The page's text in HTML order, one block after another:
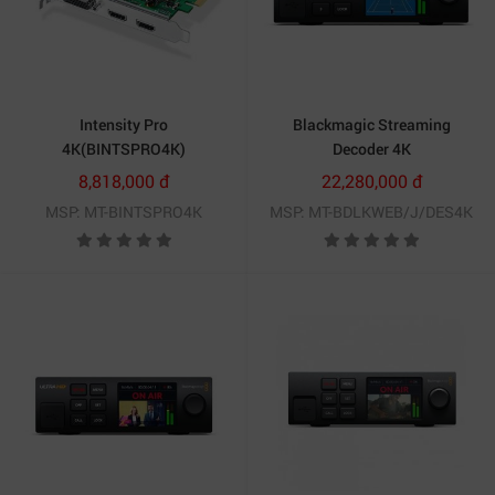
Intensity Pro
4K(BINTSPRO4K)
8,818,000 đ
MSP: MT-BINTSPRO4K
Blackmagic Streaming
Decoder 4K
(BDLKWEB/J/DES4K)
22,280,000 đ
MSP: MT-BDLKWEB/J/DES4K